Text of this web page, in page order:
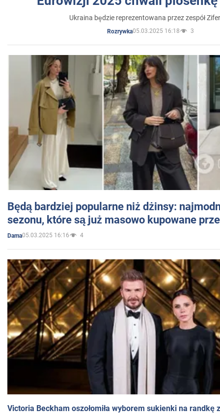
Ukraina będzie reprezentowana przez zespół
Rozrywka05.03.2025 16:18 3
Będą bardziej popularne niż dżinsy:
sezonu, które są już masowo kupowane
Dama05.03.2025 16:16 4
Victoria Beckham oszołomiła wyborem sukienki na randkę